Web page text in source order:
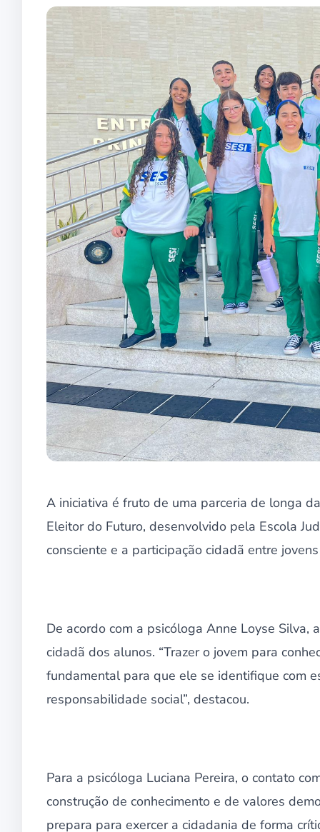
A iniciativa é fruto de uma parceria de longa
Eleitor do Futuro, desenvolvido pela Escola
consciente e a participação cidadã entre
De acordo com a psicóloga Anne Loyse
cidadã dos alunos. “Trazer o jovem para
fundamental para que ele se identifique com
responsabilidade social”, destacou.
Para a psicóloga Luciana Pereira, o contato
construção de conhecimento e de valores
prepara para exercer a cidadania de forma